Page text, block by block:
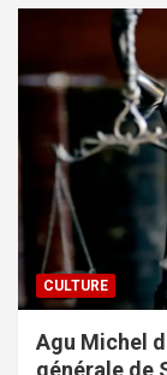
CULTURE
Agu Michel